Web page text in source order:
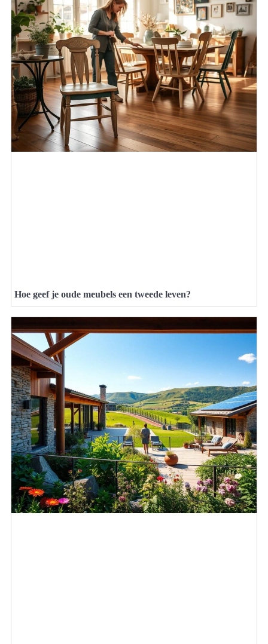
Hoe geef je oude meubels een tweede leven?